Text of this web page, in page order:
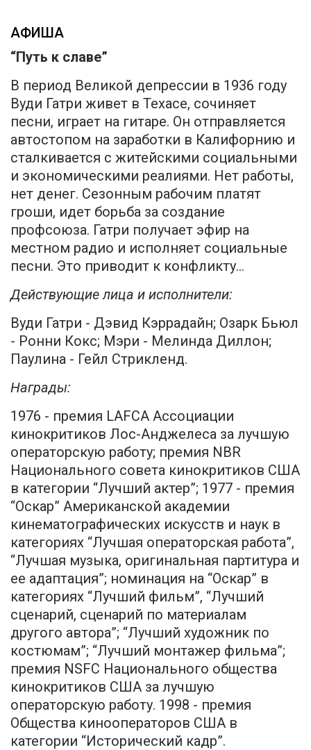
АФИША
“Путь к славе”
В период Великой депрессии в 1936 году
Вуди Гатри живет в Техасе, сочиняет
песни, играет на гитаре. Он отправляется
автостопом на заработки в Калифорнию и
сталкивается с житейскими социальными
и экономическими реалиями. Нет работы,
нет денег. Сезонным рабочим платят
гроши, идет борьба за создание
профсоюза. Гатри получает эфир на
местном радио и исполняет социальные
песни. Это приводит к конфликту…
Действующие лица и исполнители:
Вуди Гатри - Дэвид Кэррадайн; Озарк Бьюл
- Ронни Кокс; Мэри - Мелинда Диллон;
Паулина - Гейл Стрикленд.
Награды:
1976 - премия LAFCA Ассоциации
кинокритиков Лос-Анджелеса за лучшую
операторскую работу; премия NBR
Национального совета кинокритиков США
в категории “Лучший актер”; 1977 - премия
“Оскар” Американской академии
кинематографических искусств и наук в
категориях “Лучшая операторская работа”,
“Лучшая музыка, оригинальная партитура и
ее адаптация”; номинация на “Оскар” в
категориях “Лучший фильм”, “Лучший
сценарий, сценарий по материалам
другого автора”; “Лучший художник по
костюмам”; “Лучший монтажер фильма”;
премия NSFC Национального общества
кинокритиков США за лучшую
операторскую работу. 1998 - премия
Общества кинооператоров США в
категории “Исторический кадр”.